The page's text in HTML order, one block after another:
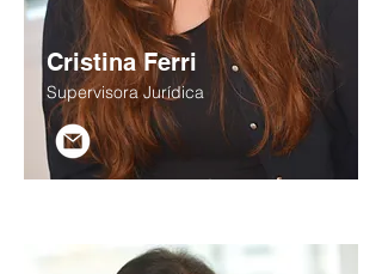
Cristina Ferri
Supervisora Jurídica